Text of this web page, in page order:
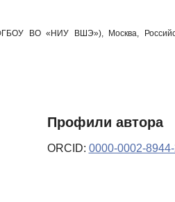
ВО «НИУ ВШЭ»), Москва,
Профили автора
ORCID: 0000-0002-